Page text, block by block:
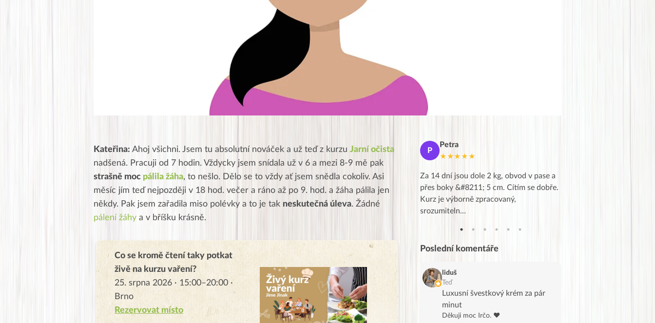
Kateřina: Ahoj všichni. Jsem tu absolutní nováček a už teď z kurzu Jarní očista
nadšená. Pracuji od 7 hodin. Vždycky jsem snídala už v 6 a mezi 8-9 mě pak
strašně moc pálila žáha, to nešlo. Dělo se to vždy ať jsem snědla cokoliv. Asi
měsíc jím teď nejpozději v 18 hod. večer a ráno až po 9. hod. a žáha pálila jen
někdy. Pak jsem zařadila miso polévky a to je tak neskutečná úleva. Žádné
pálení žáhy a v bříšku krásně.
Co se kromě čtení taky potkat
živě na kurzu vaření?
25. srpna 2026 · 15:00–20:00 ·
Brno
Rezervovat místo
J
Jana
Moc Vám všem děkuji za krásný pátek,
obzvlášť velké poděkování, obdiv a
uznání pro hlavní dvojici Peťa a Gábi!! 👏
P
Petra
★★★★★
Za 14 dní jsou dole 2 kg, obvod v pase a
přes boky &#8211; 5 cm. Cítím se dobře.
Kurz je výborně zpracovaný,
srozumiteln…
Poslední komentáře
liduš
Teď
Luxusní švestkový krém za pár
minut
Děkuji moc Irčo. ❤️